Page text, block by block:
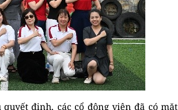
định, các cổ động viên đã có mặt